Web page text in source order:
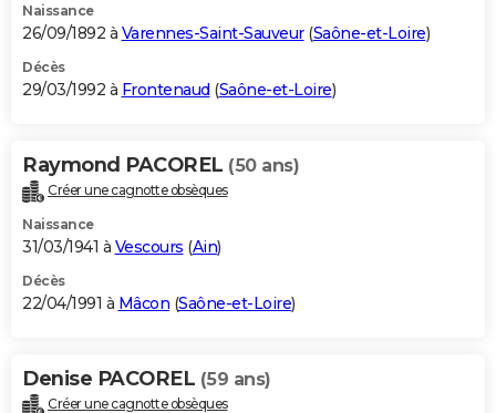
Naissance
26/09/1892 à Varennes-Saint-Sauveur(Saône-et-Loire)
Décès
29/03/1992 à Frontenaud (Saône-et-Loire)
Raymond PACOREL (50 ans)
Créer une cagnotte obsèques
Naissance
31/03/1941 à Vescours (Ain)
Décès
22/04/1991 à Mâcon (Saône-et-Loire)
Denise PACOREL (59 ans)
Créer une cagnotte obsèques